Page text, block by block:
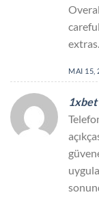
extras.
MAI 15,
1xbet